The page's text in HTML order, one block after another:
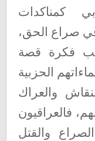
كمناكدات
صراع الحق،
فكرة قصة
الحزبية
والعراك
فالعراقيون
والقتل